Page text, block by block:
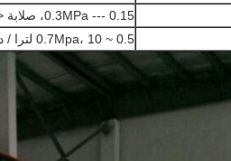
0.15 --- 0.3MPa، صلابة <50ppm، ودرجة الحموضة محايد، 85Kg / دورة
0.5 ~ 0.7Mpa، 10 لترا / دقيقة